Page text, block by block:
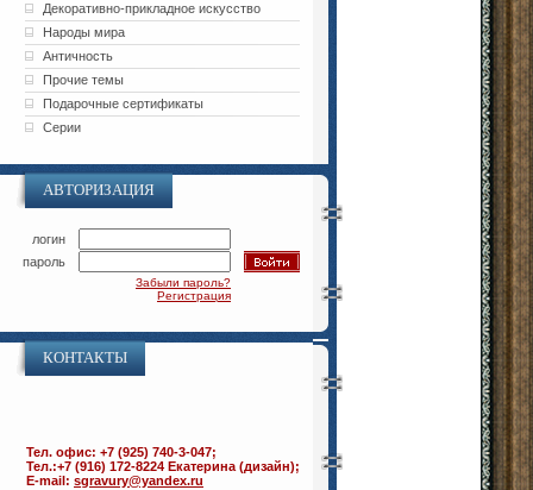
Декоративно-прикладное искусство
Народы мира
Античность
Прочие темы
Подарочные сертификаты
Серии
АВТОРИЗАЦИЯ
логин
пароль
Забыли пароль?
Регистрация
КОНТАКТЫ
Тел. офис: +7 (925) 740-3-047;
Тел.:+7 (916) 172-8224 Екатерина (дизайн);
E-mail: sgravury@yandex.ru